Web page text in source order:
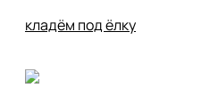
кладём под ёлку